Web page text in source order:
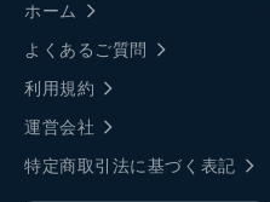
ホーム
よくあるご質問
利用規約
運営会社
特定商取引法に基づく表記